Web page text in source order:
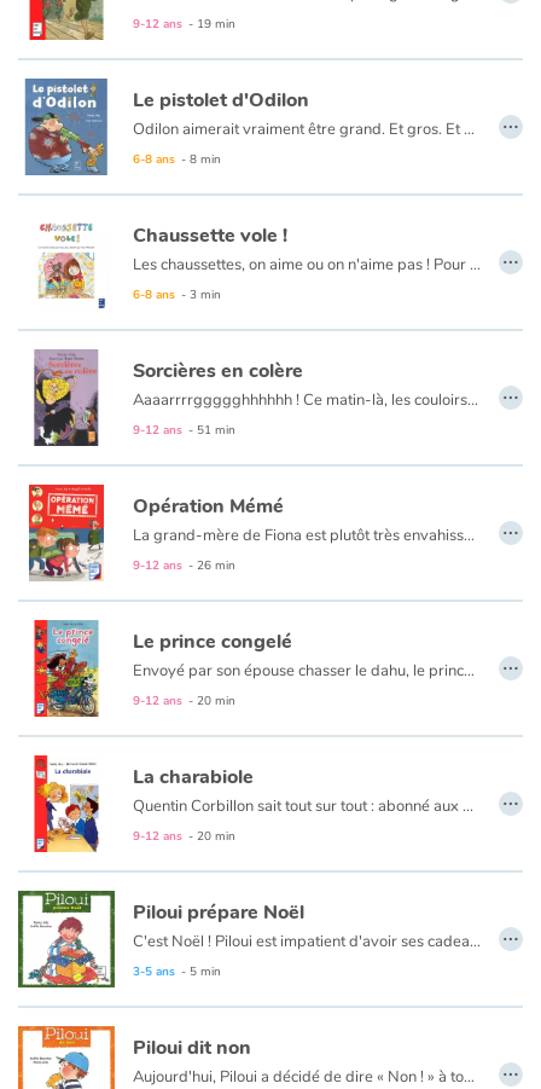
9-12 ans - 19 min
Le pistolet d'Odilon
Odilon aimerait vraiment être grand. Et gros. Et costaud. Et même un peu méchant. Mais comment faire peur aux gens quand on est tout petit et vraiment trop mignon ?
6-8 ans - 8 min
…
Chaussette vole !
Les chaussettes, on aime ou on n'aime pas ! Pour Lucette, c'est plutôt une corvée d'en porter. Et en plus elle ne trouve jamais les deux de la même paire !
6-8 ans - 3 min
…
Sorcières en colère
Aaaarrrrggggghhhhhh ! Ce matin-là, les couloirs de l'Abracadémie résonnent d'un cri terrible. Rossa, la plus abominable sorcière de Maléficity, a découvert avec effroi deux énormes verrues au bout de son nez crochu. Si Chouine, la nouvelle élève, ne lui prépare pas aussitôt une potion antiverrues, elle sera changée en potiron !
9-12 ans - 51 min
…
Opération Mémé
La grand-mère de Fiona est plutôt très envahissante. Elle décide alors de lui présenter le grand-père un peu spécial de son meilleur ami Arthur. Ainsi, peut-être pourront-ils avoir la paix ! Les deux enfants imaginent des ruses qui ne marchent pas. Mais le hasard n'a pas dit son dernier mot...
9-12 ans - 26 min
…
Le prince congelé
Envoyé par son épouse chasser le dahu, le prince Louis-Gaëtan de Hauteligne tombe brusquement dans un trou... Des centaines d'années plus tard, Suzon Lahure, vendeuse de glaces, trouve dans la montagne un bel homme congelé. C'est le coup de foudre ! Suzon fait découvrir la vie moderne au prince, étonné, terrifié, amusé. Mais son comportement bizarre trouble l'ordre public...
9-12 ans - 20 min
…
La charabiole
Quentin Corbillon sait tout sur tout : abonné aux 10 sur 10, il est le chouchou de la maîtresse et la fierté de ses parents. Jusqu'au jour où, en cours de mathématiques, Quentin affirme que les triangles sont des « chioukamards avec trois gloupions ». Depuis, il ne parle plus que dans cet étrange charabia que personne ne comprend. Les adultes sont très inquiets : qu'est-il arrivé à cet enfant si parfait ?
9-12 ans - 20 min
…
Piloui prépare Noël
C'est Noël ! Piloui est impatient d'avoir ses cadeaux, mais surtout de voir le Père Noël...
3-5 ans - 5 min
…
Piloui dit non
Aujourd'hui, Piloui a décidé de dire « Non ! » à tout ce que lui demande sa maman et son papa. Vraiment tout ? …